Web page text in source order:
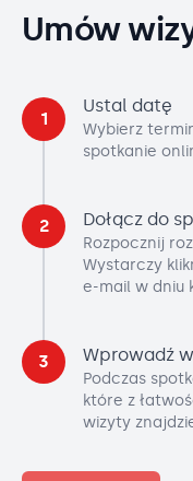
Umów
1
Ustal datę
Wybierz
spotkanie
2 Dołącz do
Rozpocznij
Wystarczy
e-mail w dniu
3 Wprowadź
Podczas
które z
wizyty